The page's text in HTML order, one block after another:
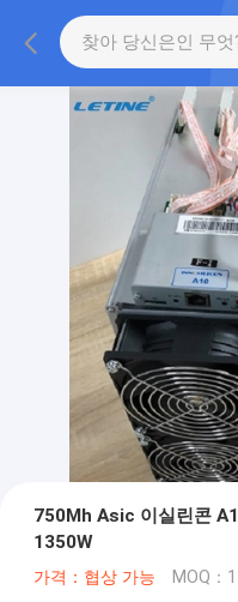
750Mh Asic 이실린콘
1350W
가격：협상 가능 MOQ：1